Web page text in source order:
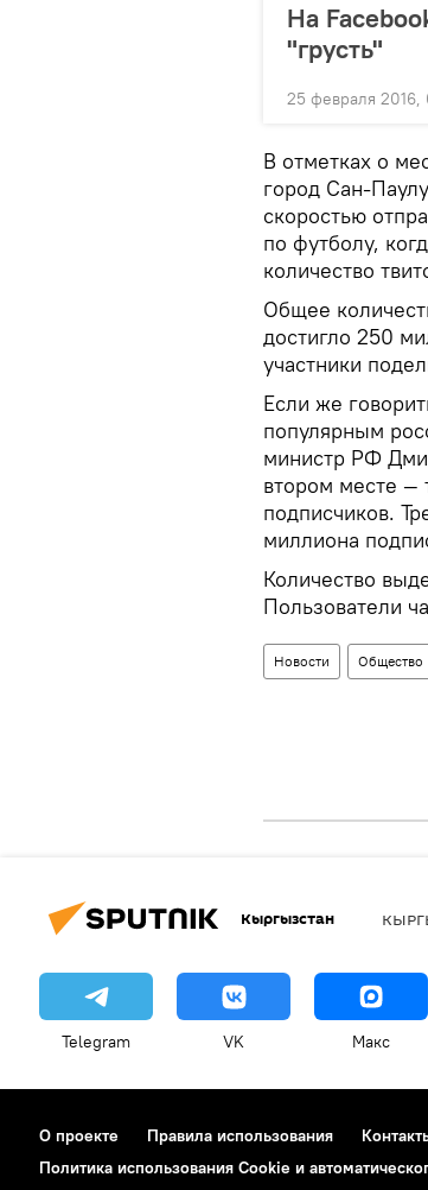
На
"грусть"
25 февраля 2016,
В отметках о
город Сан-
скоростью
по футболу,
количество
Общее
достигло 250
участники
Если же
популярным
министр РФ
втором месте —
подписчиков.
миллиона
Количество
Пользователи
Новости Общество
Кыргызстан
Telegram VK Макс
О проекте Правила использования
Политика использования Cookie и